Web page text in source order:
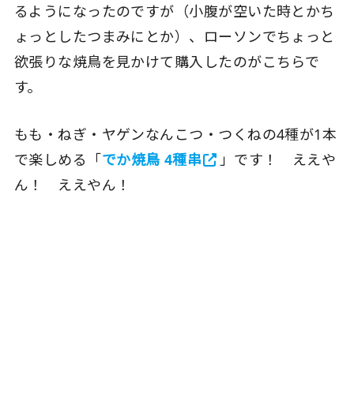
るようになったのですが（小腹が空いた時とかち
ょっとしたつまみにとか）、ローソンでちょっと
欲張りな焼鳥を見かけて購入したのがこちらで
す。
もも・ねぎ・ヤゲンなんこつ・つくねの4種が1本
で楽しめる「でか焼鳥 4種串
」です！ ええや
ん！ ええやん！